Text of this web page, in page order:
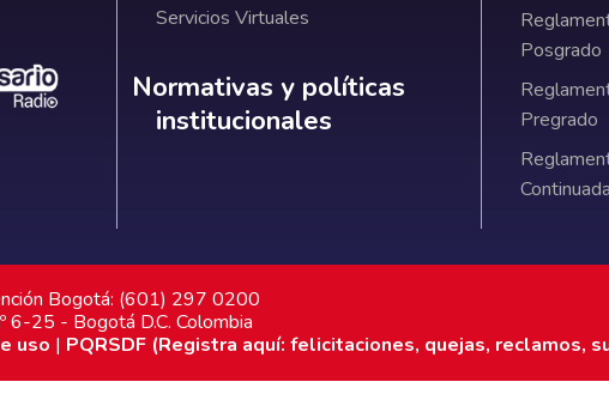
Servicios Virtuales
Normativas y políticas
Normativas y políticas
institucionales
Posgrado
Pregrado
Continuada
Bogotá: (601) 297 0200
6-25 - Bogotá D.C. Colombia
uso | PQRSDF (Registra aquí: felicitaciones, quejas, reclamos,